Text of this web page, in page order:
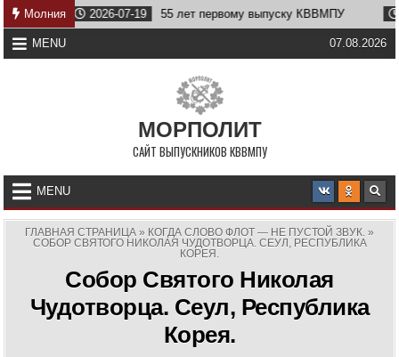
Skip
to
content
Молния2026-07-19 55 лет первому выпуску КВВМПУ 2026-
MENU 07.08.2026
МОРПОЛИТ
САЙТ ВЫПУСКНИКОВ КВВМПУ
MENU
ГЛАВНАЯ СТРАНИЦА » КОГДА СЛОВО ФЛОТ — НЕ ПУСТОЙ ЗВУК. »
СОБОР СВЯТОГО НИКОЛАЯ ЧУДОТВОРЦА. СЕУЛ, РЕСПУБЛИКА
КОРЕЯ.
Собор Святого Николая
Чудотворца. Сеул, Республика
Корея.